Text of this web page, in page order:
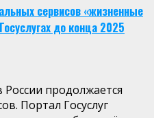
сервисов «жизненные
до конца 2025
продолжается
Портал Госуслуг